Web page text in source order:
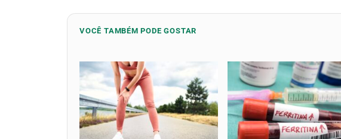
VOCÊ TAMBÉM PODE GOSTAR